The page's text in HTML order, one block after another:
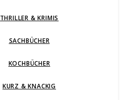
THRILLER & KRIMIS
SACHBÜCHER
KOCHBÜCHER
KURZ & KNACKIG